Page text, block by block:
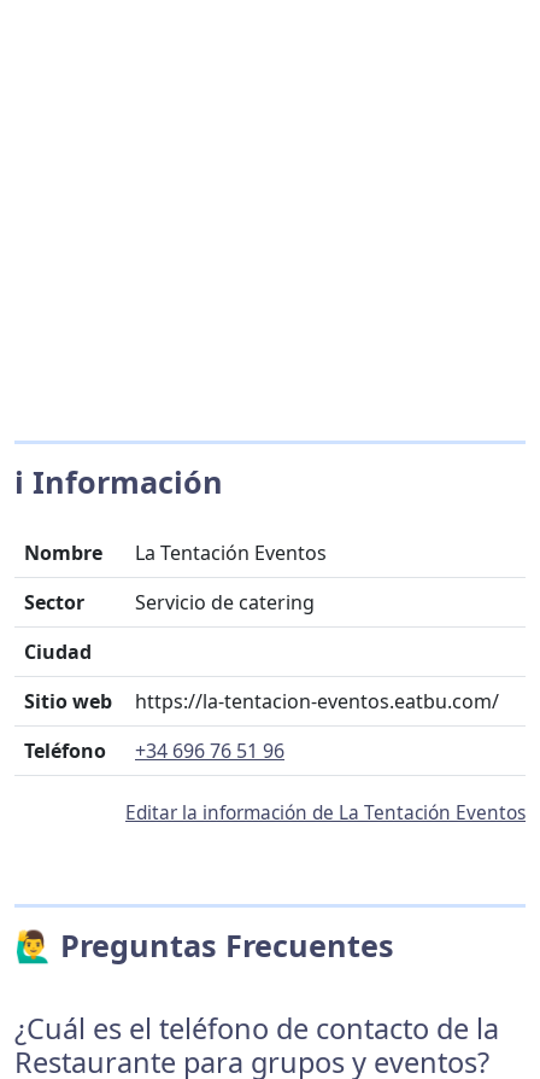
ℹ️ Información
Nombre
La Tentación Eventos
Sector
Servicio de catering
Ciudad
Sitio web
https://la-tentacion-eventos.eatbu.com/
Teléfono
+34 696 76 51 96
Editar la información de La Tentación Eventos
🙋‍♂️ Preguntas Frecuentes
¿Cuál es el teléfono de contacto de la
Restaurante para grupos y eventos?